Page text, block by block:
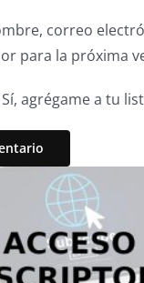
correo
para la próxima
Sí, agrégame a tu